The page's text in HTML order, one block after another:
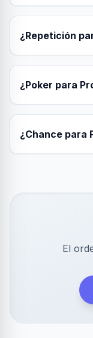
¿Repetición
¿Poker para
¿Chance para
El